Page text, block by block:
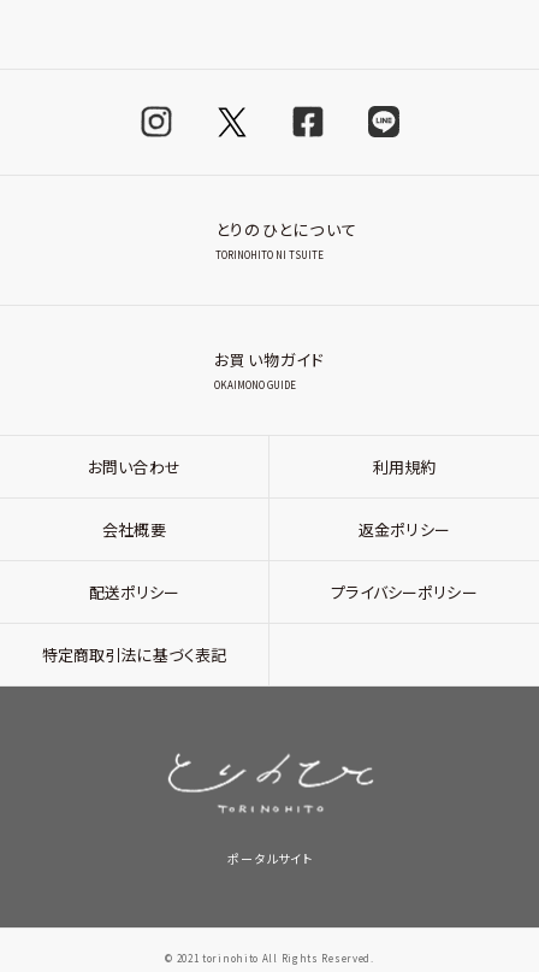
とりのひとについて
TORINOHITO NI TSUITE
お買い物ガイド
OKAIMONO GUIDE
お問い合わせ 利用規約
会社概要 返金ポリシー
配送ポリシー プライバシーポリシー
特定商取引法に基づく表記
ポータルサイト
© 2021 torinohito All Rights Reserved.